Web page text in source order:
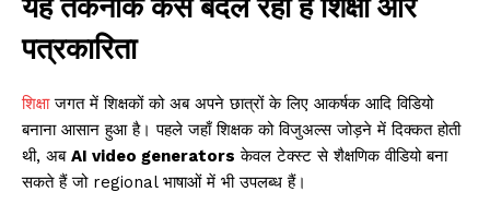
पत्रकारिता
शिक्षाजगत में शिक्षकों को अब अपने छात्रों के लिए आकर्षक आदि विडियो
बनाना आसान हुआ है। पहले जहाँ शिक्षक को विजुअल्स जोड़ने में दिक्कत होती
थी, अब AI video generators केवल टेक्स्ट से शैक्षणिक वीडियो बना
सकते हैं जो regional भाषाओं में भी उपलब्ध हैं।